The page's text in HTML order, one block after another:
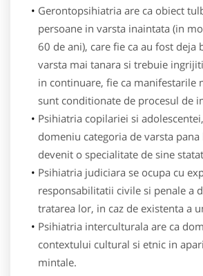
Gerontopsihiatria are ca obiect
persoane in varsta inaintata (in
60 de ani), care fie ca au fost deja
varsta mai tanara si trebuie
in continuare, fie ca manifestarile
sunt conditionate de procesul de
Psihiatria copilariei si
domeniu categoria de varsta pana
devenit o specialitate de sine
Psihiatria judiciara se ocupa cu
responsabilitatii civile si penale a
tratarea lor, in caz de existenta a
Psihiatria interculturala are ca
contextului cultural si etnic in
mintale.